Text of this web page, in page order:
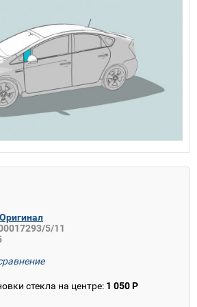
Оригинал
5/11
стекла на центре: 1 050 Р